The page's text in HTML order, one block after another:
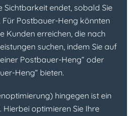
Sichtbarkeit endet, sobald Sie
Postbauer-Heng könnten
Kunden erreichen, die nach
suchen, indem Sie auf
Postbauer-Heng“ oder
Heng“ bieten.
hingegen ist ein
optimieren Sie Ihre